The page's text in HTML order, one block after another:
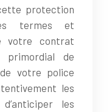
protection
termes et
votre contrat
primordial de
votre police
les
les